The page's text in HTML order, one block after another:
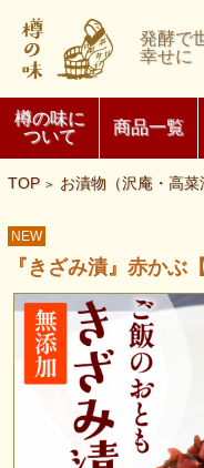
発酵で
幸せに
樽の味に
ついて
商品一覧
TOP > お漬物（沢庵・高菜
NEW
『きざみ漬』赤かぶ